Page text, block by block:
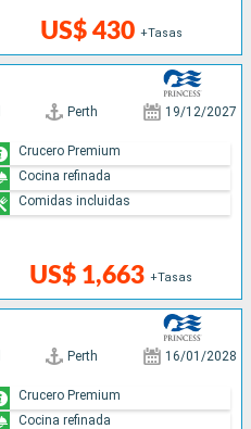
US$ 430 +Tasas
Perth 19/12/2027
US$ 1,663 +Tasas
Crucero Premium
Cocina refinada
Comidas incluidas
Perth 16/01/2028
Crucero Premium
Cocina refinada